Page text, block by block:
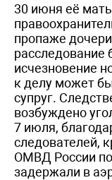
30 июня её
пропаже
расследование
исчезновение
к делу может
супруг.
возбуждено
7 июля,
следователей,
ОМВД России по
задержали в